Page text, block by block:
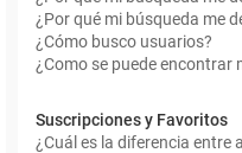
¿Por qué mi búsqueda me
¿Cómo busco usuarios?
¿Como se puede encontrar
Suscripciones y Favoritos
¿Cuál es la diferencia